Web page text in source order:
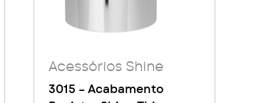
Acessórios Shine
3015 – Acabamento